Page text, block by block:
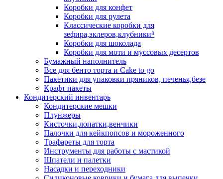
Коробки для конфет
Коробки для рулета
Классические коробки для
зефира,эклеров,клубники⁸
Коробки для шоколада
Коробки для моти и муссовых десертов
Бумажный наполнитель
Все для бенто торта и Cake to go
Пакетики для упаковки пряников, печенья,безе
Крафт пакеты
Кондитерский инвентарь
Кондитерские мешки
Плунжеры
Кисточки,лопатки,венчики
Палочки для кейкпопсов и мороженного
Трафареты для торта
Инструменты для работы с мастикой
Шпатели и палетки
Насадки и переходники